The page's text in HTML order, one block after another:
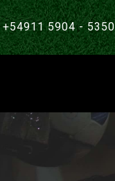
+54911 5904 - 5350